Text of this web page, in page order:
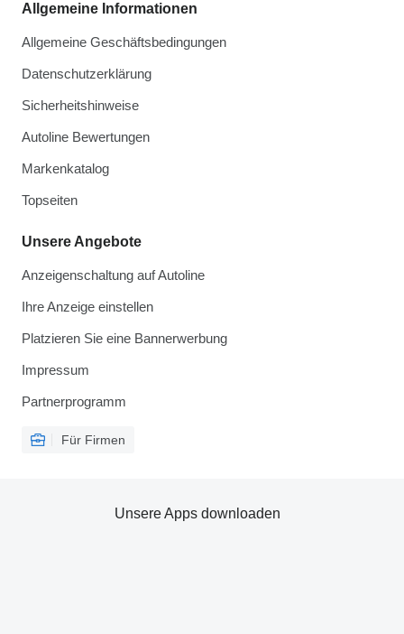
Allgemeine Informationen
Allgemeine Geschäftsbedingungen
Datenschutzerklärung
Sicherheitshinweise
Autoline Bewertungen
Markenkatalog
Topseiten
Unsere Angebote
Anzeigenschaltung auf Autoline
Ihre Anzeige einstellen
Platzieren Sie eine Bannerwerbung
Impressum
Partnerprogramm
Für Firmen
Unsere Apps downloaden